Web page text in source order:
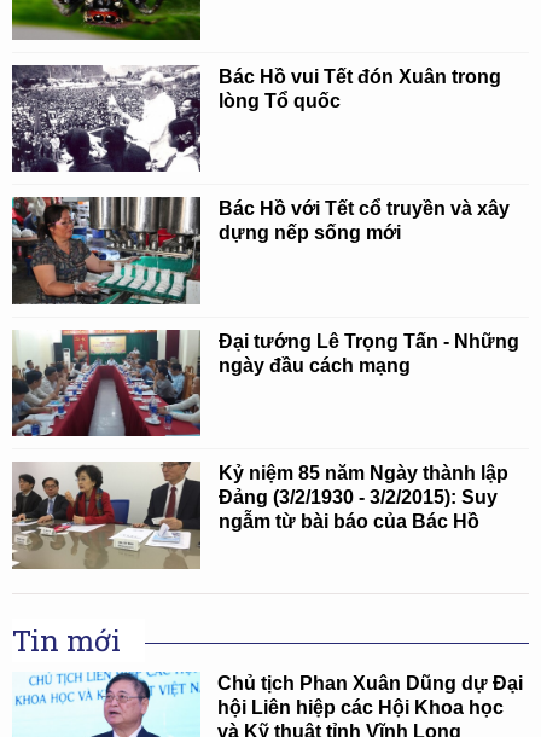
Bác Hồ vui Tết đón Xuân trong
lòng Tổ quốc
Bác Hồ với Tết cổ truyền và xây
dựng nếp sống mới
Đại tướng Lê Trọng Tấn - Những
ngày đầu cách mạng
Kỷ niệm 85 năm Ngày thành lập
Đảng (3/2/1930 - 3/2/2015): Suy
ngẫm từ bài báo của Bác Hồ
Tin mới
Chủ tịch Phan Xuân Dũng dự Đại
hội Liên hiệp các Hội Khoa học
và Kỹ thuật tỉnh Vĩnh Long